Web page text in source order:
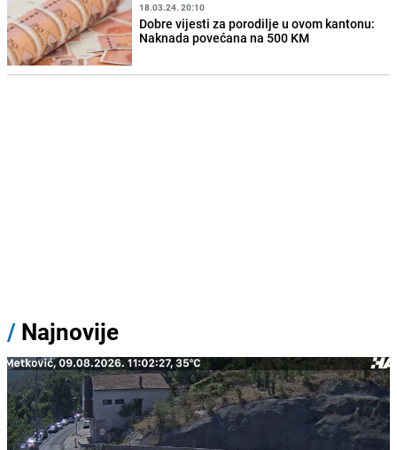
18.03.24. 20:10
Dobre vijesti za porodilje u ovom kantonu:
Naknada povećana na 500 KM
/ Najnovije